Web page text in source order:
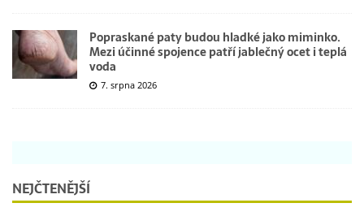
Popraskané paty budou hladké jako miminko.
Mezi účinné spojence patří jablečný ocet i teplá
voda
7. srpna 2026
NEJČTENĚJŠÍ